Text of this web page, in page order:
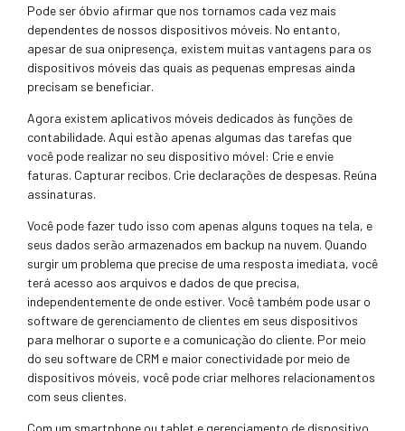
Pode ser óbvio afirmar que nos tornamos cada vez mais
dependentes de nossos dispositivos móveis. No entanto,
apesar de sua onipresença, existem muitas vantagens para os
dispositivos móveis das quais as pequenas empresas ainda
precisam se beneficiar.
Agora existem aplicativos móveis dedicados às funções de
contabilidade. Aqui estão apenas algumas das tarefas que
você pode realizar no seu dispositivo móvel: Crie e envie
faturas. Capturar recibos. Crie declarações de despesas. Reúna
assinaturas.
Você pode fazer tudo isso com apenas alguns toques na tela, e
seus dados serão armazenados em backup na nuvem. Quando
surgir um problema que precise de uma resposta imediata, você
terá acesso aos arquivos e dados de que precisa,
independentemente de onde estiver. Você também pode usar o
software de gerenciamento de clientes em seus dispositivos
para melhorar o suporte e a comunicação do cliente. Por meio
do seu software de CRM e maior conectividade por meio de
dispositivos móveis, você pode criar melhores relacionamentos
com seus clientes.
Com um smartphone ou tablet e gerenciamento de dispositivo